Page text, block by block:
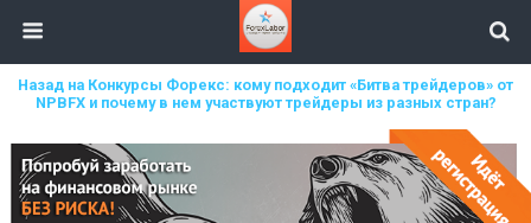
Назад на Конкурсы Форекс: кому подходит «Битва трейдеров» от
NPBFX и почему в нем участвуют трейдеры из разных стран?